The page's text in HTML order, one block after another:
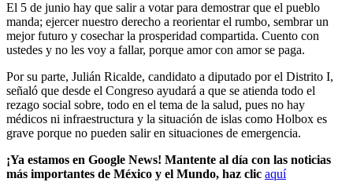
El 5 de junio hay que salir a votar para demostrar que el pueblo
manda; ejercer nuestro derecho a reorientar el rumbo, sembrar un
mejor futuro y cosechar la prosperidad compartida. Cuento con
ustedes y no les voy a fallar, porque amor con amor se paga.
Por su parte, Julián Ricalde, candidato a diputado por el Distrito I,
señaló que desde el Congreso ayudará a que se atienda todo el
rezago social sobre, todo en el tema de la salud, pues no hay
médicos ni infraestructura y la situación de islas como Holbox es
grave porque no pueden salir en situaciones de emergencia.
¡Ya estamos en Google News! Mantente al día con las noticias
más importantes de México y el Mundo, haz clic aquí